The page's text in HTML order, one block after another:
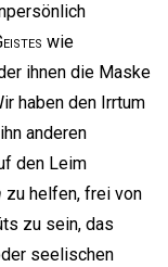
wie
ihnen die Maske
haben den Irrtum
anderen
den Leim
zu helfen, frei von
zu sein, das
seelischen